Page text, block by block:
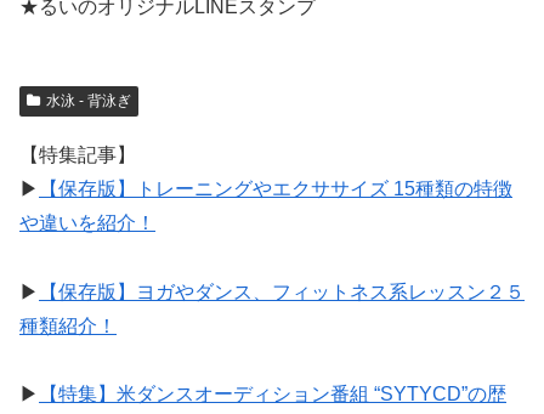
★るいのオリジナルLINEスタンプ
水泳 - 背泳ぎ
【特集記事】
▶︎
【保存版】トレーニングやエクササイズ 15種類の特徴
や違いを紹介！
▶︎
【保存版】ヨガやダンス、フィットネス系レッスン２５
種類紹介！
▶︎
【特集】米ダンスオーディション番組 “SYTYCD”の歴